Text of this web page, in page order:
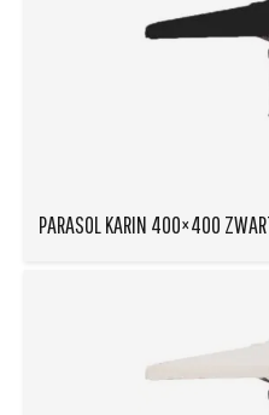
PARASOL KARIN 400×400